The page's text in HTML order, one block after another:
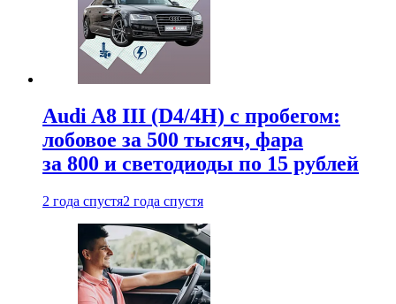
Audi A8 III (D4/4H) c пробегом:
лобовое за 500 тысяч, фара
за 800 и светодиоды по 15 рублей
2 года спустя2 года спустя